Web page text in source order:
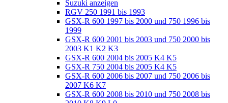
Suzuki anzeigen
RGV 250 1991 bis 1993
GSX-R 600 1997 bis 2000 und 750 1996 bis
1999
GSX-R 600 2001 bis 2003 und 750 2000 bis
2003 K1 K2 K3
GSX-R 600 2004 bis 2005 K4 K5
GSX-R 750 2004 bis 2005 K4 K5
GSX-R 600 2006 bis 2007 und 750 2006 bis
2007 K6 K7
GSX-R 600 2008 bis 2010 und 750 2008 bis